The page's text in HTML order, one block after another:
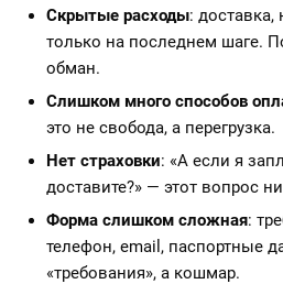
Скрытые расходы:
только на последнем шаге.
обман.
Слишком много способов
это не свобода, а перегрузка.
Нет страховки: «А если я
доставите?» — этот вопрос
Форма слишком сложная:
телефон, email, паспортные
«требования», а кошмар.